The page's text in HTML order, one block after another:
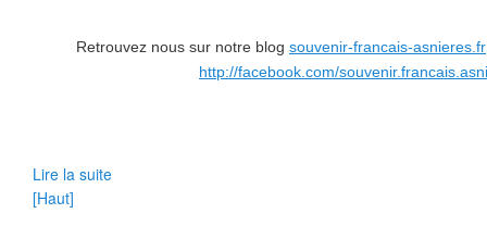
Retrouvez nous sur notre blog souvenir-francais-asnieres.fr
http://facebook.com/
Lire la suite
[Haut]